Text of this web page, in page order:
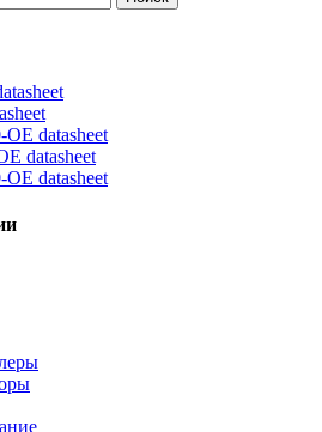
datasheet
datasheet
datasheet